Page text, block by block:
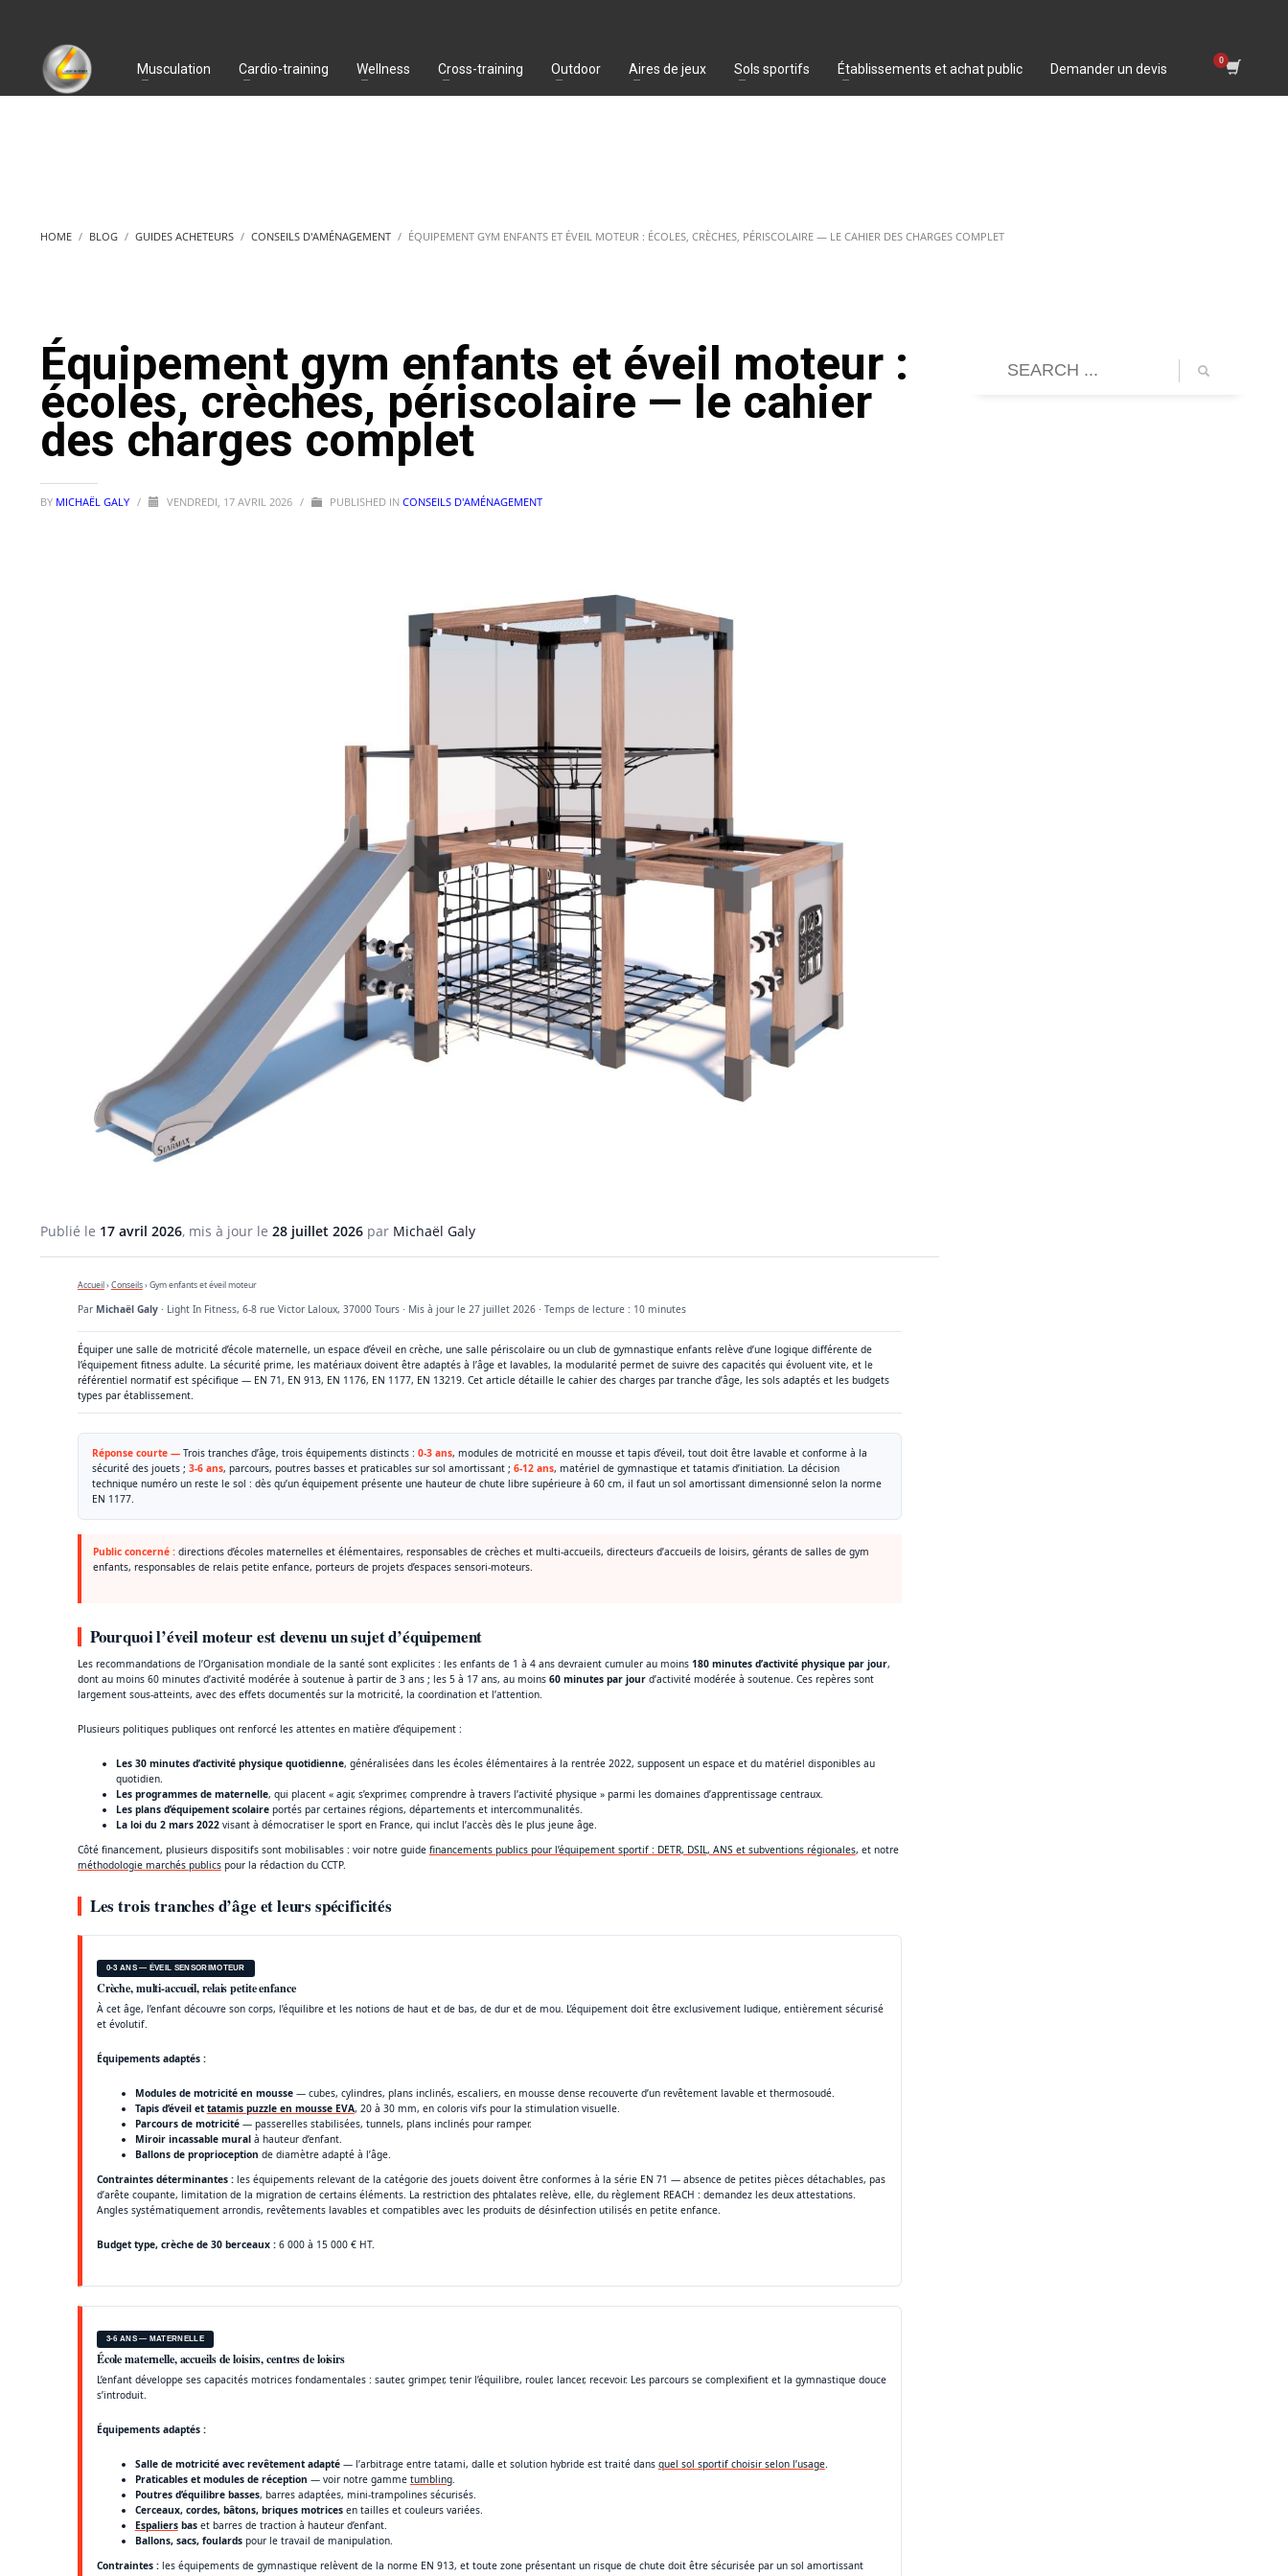
Musculation Cardio-training Wellness Cross-training Outdoor Aires de jeux Sols sportifs Établissements et achat public Demander un devis
HOME BLOG GUIDES ACHETEURS CONSEILS D'AMÉNAGEMENT ÉQUIPEMENT GYM ENFANTS ET ÉVEIL MOTEUR : ÉCOLES, CRÈCHES, PÉRISCOLAIRE — LE CAHIER DES CHARGES COMPLET
Équipement gym enfants et éveil moteur :
écoles, crèches, périscolaire — le cahier
des charges complet
BY MICHAËL GALY / VENDREDI, 17 AVRIL 2026 / PUBLISHED IN CONSEILS D'AMÉNAGEMENT
Publié le 17 avril 2026, mis à jour le 28 juillet 2026 par Michaël Galy
Accueil›Conseils› Gym enfants et éveil moteur
Par Michaël Galy· Light In Fitness, 6-8 rue Victor Laloux, 37000 Tours · Mis à jour le 27 juillet 2026· Temps de lecture : 10 minutes
Équiper une salle de motricité d’école maternelle, un espace d’éveil en crèche, une salle périscolaire ou un club de gymnastique enfants relève d’une logique différente de
l’équipement fitness adulte. La sécurité prime, les matériaux doivent être adaptés à l’âge et lavables, la modularité permet de suivre des capacités qui évoluent vite, et le
référentiel normatif est spécifique — EN 71, EN 913, EN 1176, EN 1177, EN 13219. Cet article détaille le cahier des charges par tranche d’âge, les sols adaptés et les budgets
types par établissement.
Réponse courte —Trois tranches d’âge, trois équipements distincts : 0-3 ans, modules de motricité en mousse et tapis d’éveil, tout doit être lavable et conforme à la
sécurité des jouets ; 3-6 ans, parcours, poutres basses et praticables sur sol amortissant ; 6-12 ans, matériel de gymnastique et tatamis d’initiation. La décision
technique numéro un reste le sol : dès qu’un équipement présente une hauteur de chute libre supérieure à 60 cm, il faut un sol amortissant dimensionné selon la norme
EN 1177.
Public concerné : directions d’écoles maternelles et élémentaires, responsables de crèches et multi-accueils, directeurs d’accueils de loisirs, gérants de salles de gym
enfants, responsables de relais petite enfance, porteurs de projets d’espaces sensori-moteurs.
Pourquoi l’éveil moteur est devenu un sujet d’équipement
Les recommandations de l’Organisation mondiale de la santé sont explicites : les enfants de 1 à 4 ans devraient cumuler au moins 180 minutes d’activité physique par jour,
dont au moins 60 minutes d’activité modérée à soutenue à partir de 3 ans ; les 5 à 17 ans, au moins 60 minutes par jourd’activité modérée à soutenue. Ces repères sont
largement sous-atteints, avec des effets documentés sur la motricité, la coordination et l’attention.
Plusieurs politiques publiques ont renforcé les attentes en matière d’équipement :
Les 30 minutes d’activité physique quotidienne, généralisées dans les écoles élémentaires à la rentrée 2022, supposent un espace et du matériel disponibles au
quotidien.
Les programmes de maternelle, qui placent « agir, s’exprimer, comprendre à travers l’activité physique » parmi les domaines d’apprentissage centraux.
Les plans d’équipement scolaireportés par certaines régions, départements et intercommunalités.
La loi du 2 mars 2022visant à démocratiser le sport en France, qui inclut l’accès dès le plus jeune âge.
Côté financement, plusieurs dispositifs sont mobilisables : voir notre guide financements publics pour l’équipement sportif : DETR, DSIL, ANS et subventions régionales, et notre
méthodologie marchés publicspour la rédaction du CCTP.
Les trois tranches d’âge et leurs spécificités
0-3 ANS — ÉVEIL SENSORIMOTEUR
Crèche, multi-accueil, relais petite enfance
À cet âge, l’enfant découvre son corps, l’équilibre et les notions de haut et de bas, de dur et de mou. L’équipement doit être exclusivement ludique, entièrement sécurisé
et évolutif.
Équipements adaptés :
Modules de motricité en mousse— cubes, cylindres, plans inclinés, escaliers, en mousse dense recouverte d’un revêtement lavable et thermosoudé.
Tapis d’éveil et tatamis puzzle en mousse EVA, 20 à 30 mm, en coloris vifs pour la stimulation visuelle.
Parcours de motricité— passerelles stabilisées, tunnels, plans inclinés pour ramper.
Miroir incassable muralà hauteur d’enfant.
Ballons de proprioception de diamètre adapté à l’âge.
Contraintes déterminantes :les équipements relevant de la catégorie des jouets doivent être conformes à la série EN 71 — absence de petites pièces détachables, pas
d’arête coupante, limitation de la migration de certains éléments. La restriction des phtalates relève, elle, du règlement REACH : demandez les deux attestations.
Angles systématiquement arrondis, revêtements lavables et compatibles avec les produits de désinfection utilisés en petite enfance.
Budget type, crèche de 30 berceaux :6 000 à 15 000 € HT.
3-6 ANS — MATERNELLE
École maternelle, accueils de loisirs, centres de loisirs
L’enfant développe ses capacités motrices fondamentales : sauter, grimper, tenir l’équilibre, rouler, lancer, recevoir. Les parcours se complexifient et la gymnastique douce
s’introduit.
Équipements adaptés :
Salle de motricité avec revêtement adapté— l’arbitrage entre tatami, dalle et solution hybride est traité dans quel sol sportif choisir selon l’usage.
Praticables et modules de réception — voir notre gamme tumbling.
Poutres d’équilibre basses, barres adaptées, mini-trampolines sécurisés.
Cerceaux, cordes, bâtons, briques motricesen tailles et couleurs variées.
Espaliersbaset barres de traction à hauteur d’enfant.
Ballons, sacs, foulardspour le travail de manipulation.
Contraintes :les équipements de gymnastique relèvent de la norme EN 913, et toute zone présentant un risque de chute doit être sécurisée par un sol amortissant